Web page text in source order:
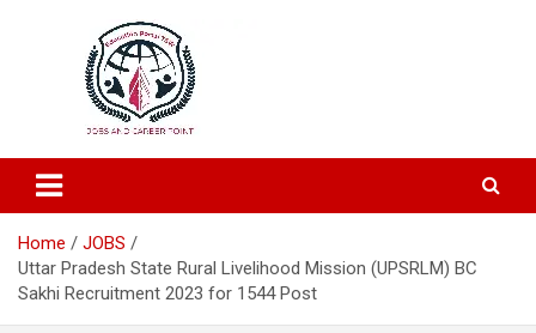
Education Portal
Home
JOBS
Uttar Pradesh State Rural Livelihood Mission (UPSRLM) BC
Sakhi Recruitment 2023 for 1544 Post